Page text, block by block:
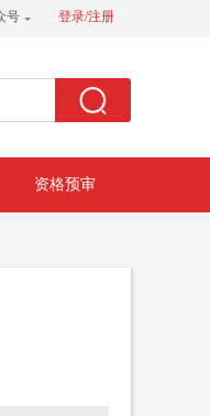
号 登录/注册
资格预审